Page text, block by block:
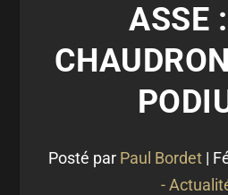
ASSE
Posté par Paul Bordet|
-